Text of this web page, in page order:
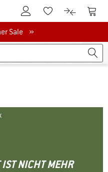
Zum KundenkontoZum Merkzettel.
Zum Zum
SaleSale »
NICHT MEHR